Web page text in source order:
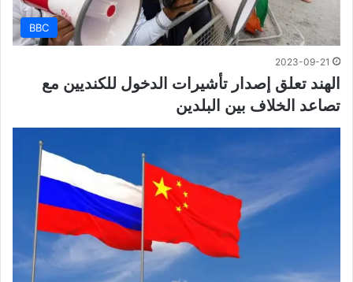
BBC
2023-09-21
الهند تعلق إصدار تأشيرات الدخول للكنديين مع
تصاعد الخلاف بين البلدين